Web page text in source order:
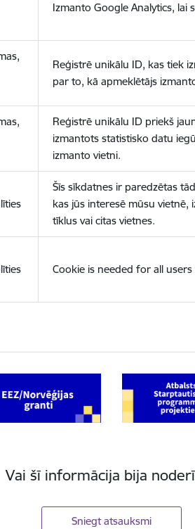
Izmanto Google Analytics, lai
Reģistrē unikālu ID, kas tiek
par to, kā apmeklētājs
Reģistrē unikālu ID priekš
izmantots statistisko datu
izmanto vietni.
Šīs sīkdatnes ir paredzētas
kas jūs interesē mūsu
tīklus vai citas vietnes.
Cookie is needed for all
Vai šī informācija bija
Sniegt atsauksmi